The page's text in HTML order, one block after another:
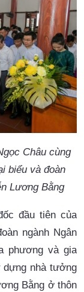
Châu cùng
biểu và đoàn
Lương Bằng
đầu tiên của
ngành Ngân
phương và gia
dựng nhà tưởng
Bằng ở thôn